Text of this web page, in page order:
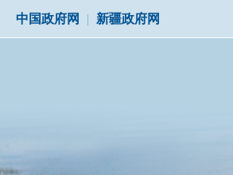
中国政府网 | 新疆政府网